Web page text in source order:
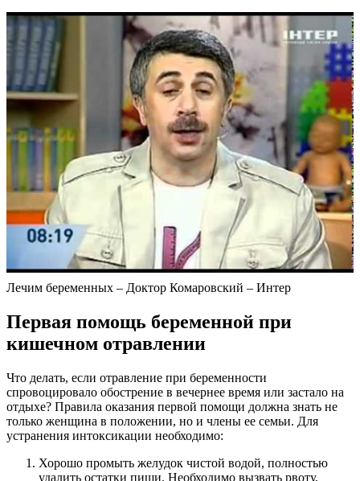
Лечим беременных – Доктор Комаровский – Интер
Первая помощь беременной при
кишечном отравлении
Что делать, если отравление при беременности
спровоцировало обострение в вечернее время или застало на
отдыхе? Правила оказания первой помощи должна знать не
только женщина в положении, но и члены ее семьи. Для
устранения интоксикации необходимо:
Хорошо промыть желудок чистой водой, полностью
удалить остатки пищи. Необходимо вызвать рвоту,